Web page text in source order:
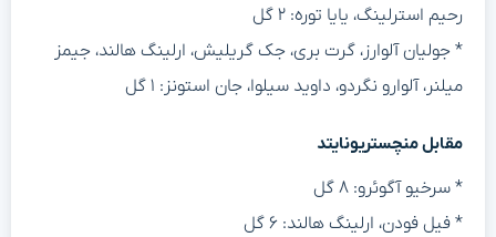
رحیم استرلینگ، یایا توره: ۲ گل
* جولیان آلوارز، گرت بری، جک گریلیش، ارلینگ هالند، جیمز
میلنر، آلوارو نگردو، داوید سیلوا، جان استونز: ۱ گل
مقابل منچستریونایتد
* سرخیو آگوئرو: ۸ گل
* فیل فودن، ارلینگ هالند: ۶ گل